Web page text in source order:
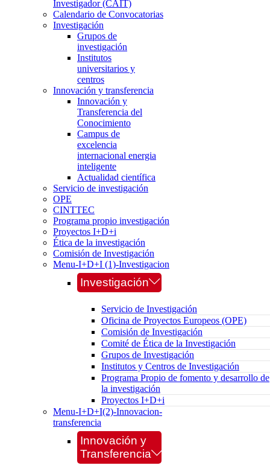
Investigador (CAIT)
Calendario de Convocatorias
Investigación
Grupos de
investigación
Institutos
universitarios y
centros
Innovación y transferencia
Innovación y
Transferencia del
Conocimiento
Campus de
excelencia
internacional energia
inteligente
Actualidad científica
Servicio de investigación
OPE
CINTTEC
Programa propio investigación
Proyectos I+D+i
Ética de la investigación
Comisión de Investigación
Menu-I+D+I (1)-Investigacion
Investigación
Servicio de Investigación
Oficina de Proyectos Europeos (OPE)
Comisión de Investigación
Comité de Ética de la Investigación
Grupos de Investigación
Institutos y Centros de Investigación
Programa Propio de fomento y desarrollo de
la investigación
Proyectos I+D+i
Menu-I+D+I(2)-Innovacion-
transferencia
Innovación y
Transferencia